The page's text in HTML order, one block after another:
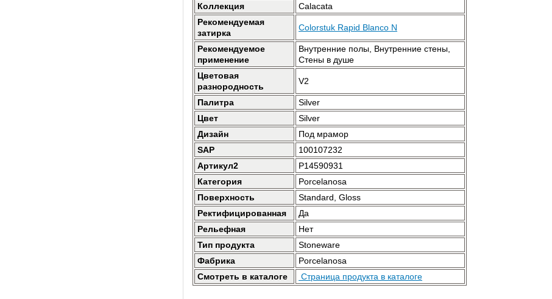
Коллекция
Calacata
Рекомендуемая
затирка
Colorstuk Rapid Blanco N
Рекомендуемое
применение
Внутренние полы, Внутренние стены,
Стены в душе
Цветовая
разнородность
V2
Палитра
Silver
Цвет
Silver
Дизайн
Под мрамор
SAP
100107232
Артикул2
P14590931
Категория
Porcelanosa
Поверхность
Standard, Gloss
Ректифицированная
Да
Рельефная
Нет
Тип продукта
Stoneware
Фабрика
Porcelanosa
Смотреть в каталоге
Страница продукта в каталоге